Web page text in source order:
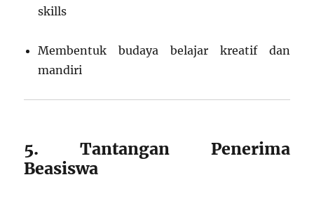
skills
Membentuk budaya belajar kreatif dan
mandiri
5. Tantangan Penerima
Beasiswa